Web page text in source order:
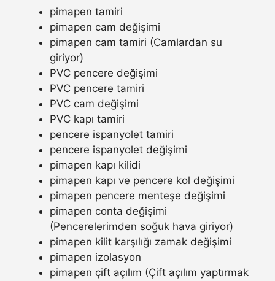
pimapen tamiri
pimapen cam değişimi
pimapen cam tamiri (Camlardan su
giriyor)
PVC pencere değişimi
PVC pencere tamiri
PVC cam değişimi
PVC kapı tamiri
pencere ispanyolet tamiri
pencere ispanyolet değişimi
pimapen kapı kilidi
pimapen kapı ve pencere kol değişimi
pimapen pencere menteşe değişimi
pimapen conta değişimi
(Pencerelerimden soğuk hava giriyor)
pimapen kilit karşılığı zamak değişimi
pimapen izolasyon
pimapen çift açılım (Çift açılım yaptırmak